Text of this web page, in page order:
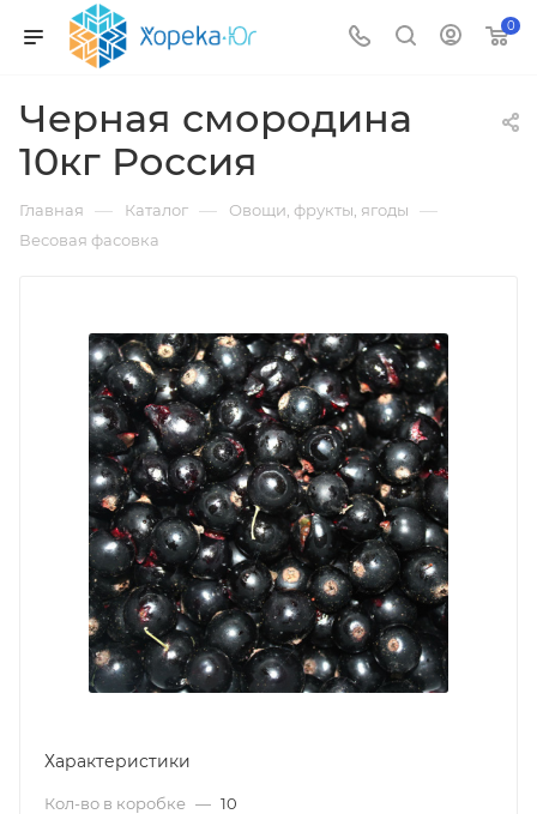
0
Черная смородина
10кг Россия
Главная — Каталог — Овощи, фрукты, ягоды —
Весовая фасовка
Характеристики
Кол-во в коробке — 10